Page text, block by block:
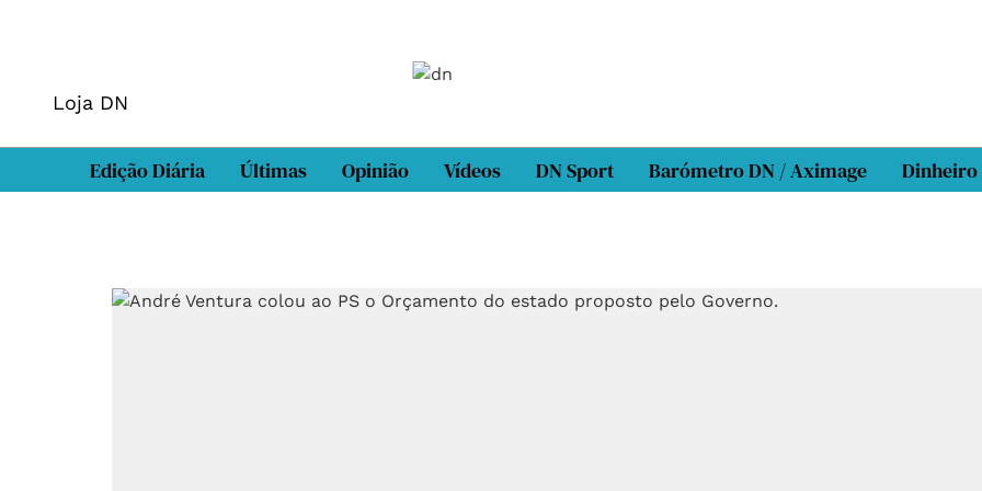
Loja DN
Edição Diária Últimas Opinião Vídeos DN Sport Barómetro DN / Aximage Dinheiro